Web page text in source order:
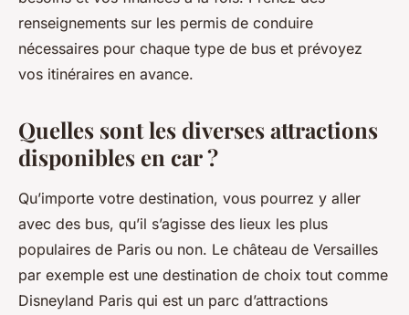
renseignements sur les permis de conduire
nécessaires pour chaque type de bus et prévoyez
vos itinéraires en avance.
Quelles sont les diverses attractions
disponibles en car ?
Qu’importe votre destination, vous pourrez y aller
avec des bus, qu’il s’agisse des lieux les plus
populaires de Paris ou non. Le château de Versailles
par exemple est une destination de choix tout comme
Disneyland Paris qui est un parc d’attractions